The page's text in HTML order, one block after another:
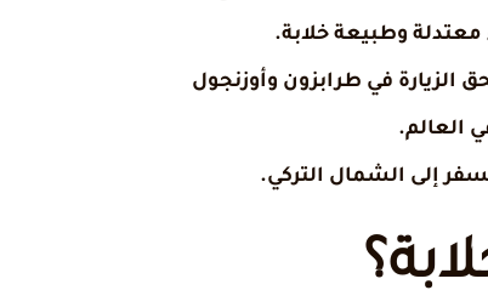
وطبيعة خلابة.
في طرابزون وأوزنجول
العالم.
إلى الشمال التركي.